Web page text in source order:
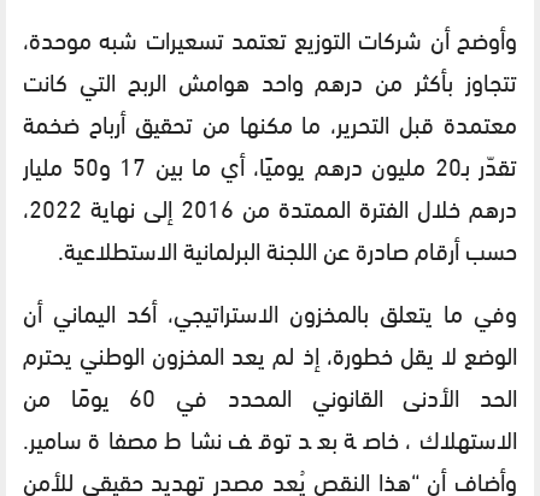
وأوضح أن شركات التوزيع تعتمد تسعيرات شبه موحدة،
تتجاوز بأكثر من درهم واحد هوامش الربح التي كانت
معتمدة قبل التحرير، ما مكنها من تحقيق أرباح ضخمة
تقدّر بـ20 مليون درهم يوميًا، أي ما بين 17 و50 مليار
درهم خلال الفترة الممتدة من 2016 إلى نهاية 2022،
حسب أرقام صادرة عن اللجنة البرلمانية الاستطلاعية.
وفي ما يتعلق بالمخزون الاستراتيجي، أكد اليماني أن
الوضع لا يقل خطورة، إذ لم يعد المخزون الوطني يحترم
الحد الأدنى القانوني المحدد في 60 يومًا من
الاستهلاك، خاصة بعد توقف نشاط مصفاة سامير.
وأضاف أن “هذا النقص يُعد مصدر تهديد حقيقي للأمن